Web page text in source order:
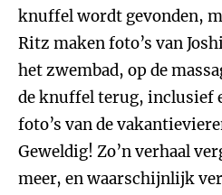
knuffel wordt gevonden,
Ritz maken foto’s van
het zwembad, op de
de knuffel terug, inclusief
foto’s van de
Geweldig! Zo’n verhaal
meer, en waarschijnlijk